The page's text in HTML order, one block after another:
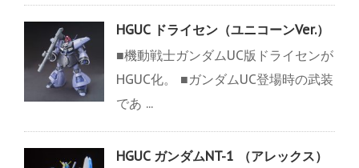
HGUC ドライセン（ユニコーンVer.）
■機動戦士ガンダムUC版ドライセンが
HGUC化。 ■ガンダムUC登場時の武装
であ ...
HGUC ガンダムNT-1 （アレックス）